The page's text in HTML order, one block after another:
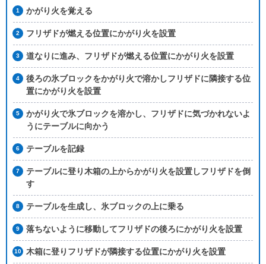
かがり火を覚える
フリザドが燃える位置にかがり火を設置
道なりに進み、フリザドが燃える位置にかがり火を設置
後ろの氷ブロックをかがり火で溶かしフリザドに隣接する位
置にかがり火を設置
かがり火で氷ブロックを溶かし、フリザドに気づかれないよ
うにテーブルに向かう
テーブルを記録
テーブルに登り木箱の上からかがり火を設置しフリザドを倒
す
テーブルを生成し、氷ブロックの上に乗る
落ちないように移動してフリザドの後ろにかがり火を設置
木箱に登りフリザドが隣接する位置にかがり火を設置